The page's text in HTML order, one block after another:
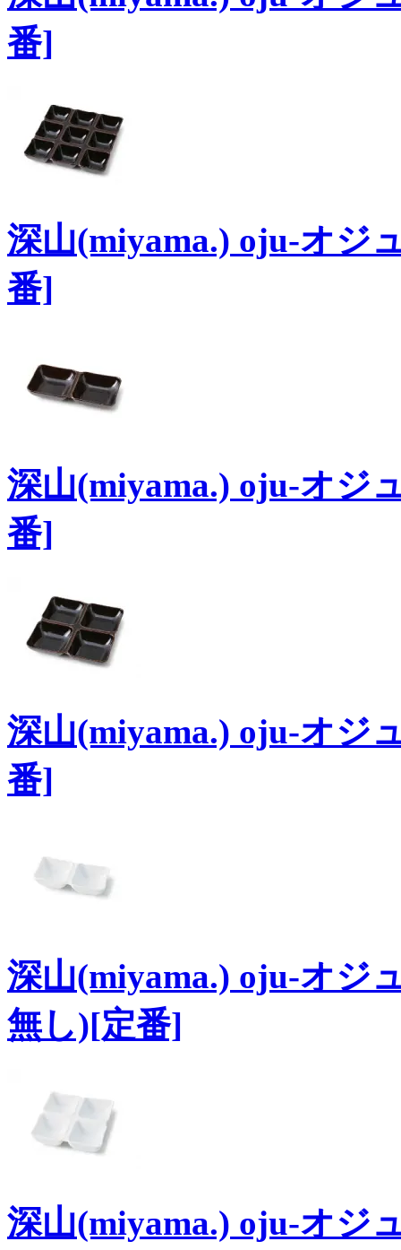
番]
深山(miyama.) oju-オジ
番]
深山(miyama.) oju-オジ
番]
深山(miyama.) oju-オジ
番]
深山(miyama.) oju-オジ
無し)[定番]
深山(miyama.) oju-オジ